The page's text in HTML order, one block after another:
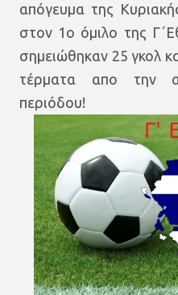
απόγευμα της
στον 1ο όμιλο της
σημειώθηκαν 25 γκολ
τέρματα απο την
περιόδου!